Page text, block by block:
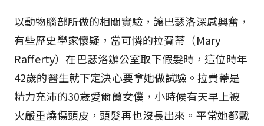
以動物腦部所做的相關實驗，讓巴瑟洛深感興奮，
有些歷史學家懷疑，當可憐的拉費蒂（Mary
Rafferty）在巴瑟洛辦公室取下假髮時，這位時年
42歲的醫生就下定決心要拿她做試驗。拉費蒂是
精力充沛的30歲愛爾蘭女僕，小時候有天早上被
火嚴重燒傷頭皮，頭髮再也沒長出來。平常她都戴